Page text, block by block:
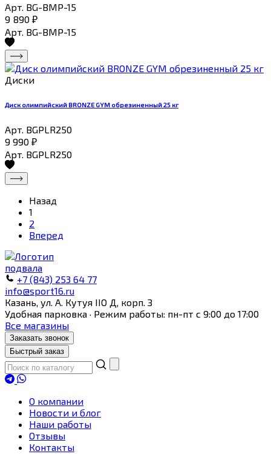
Арт. BG-BMP-15
9 890 ₽
Арт. BG-BMP-15
Диски
Диск олимпийский BRONZE GYM обрезиненный 25 кг
Арт. BGPLR250
9 990 ₽
Арт. BGPLR250
Назад
1
2
Вперед
+7 (843) 253 64 77
info@sport16.ru
Казань, ул. А. Кутуя IIO Д, корп. З
Удобная парковка · Режим работы: пн-пт с 9:00 до 17:00
Все магазины
Заказать звонок
Быстрый заказ
О компании
Новости и блог
Наши работы
Отзывы
Контакты